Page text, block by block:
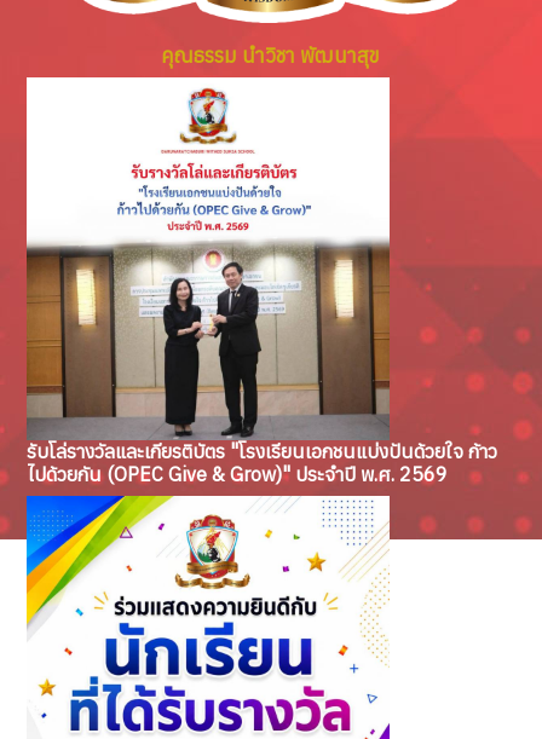
คุณธรรม นำวิชา พัฒนาสุข
รับโล่รางวัลและเกียรติบัตร "โรงเรียนเอกชนแบ่งปันด้วยใจ ก้าว
ไปด้วยกัน (OPEC Give & Grow)" ประจำปี พ.ศ. 2569